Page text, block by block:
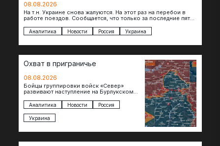
08.08.2026
На т.н. Украине снова жалуются. На этот раз на перебои в
работе поездов. Сообщается, что только за последние пять
Аналитика Новости Россия Украина
Охват в приграничье
08.08.2026
Бойцы группировки войск «Север»
развивают наступление на Бурлукском
теснят противника сразу на нескольких
участках, создавая угрозу охвата…
Аналитика Новости Россия
Украина